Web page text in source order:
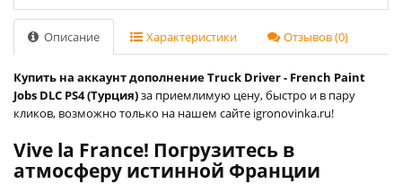
Описание Характеристики Отзывов (0)
Купить на аккаунт дополнение Truck Driver - French Paint
Jobs DLC PS4 (Турция)за приемлимую цену, быстро и в пару
кликов, возможно только на нашем сайте igronovinka.ru!
Vive la France! Погрузитесь в
атмосферу истинной Франции